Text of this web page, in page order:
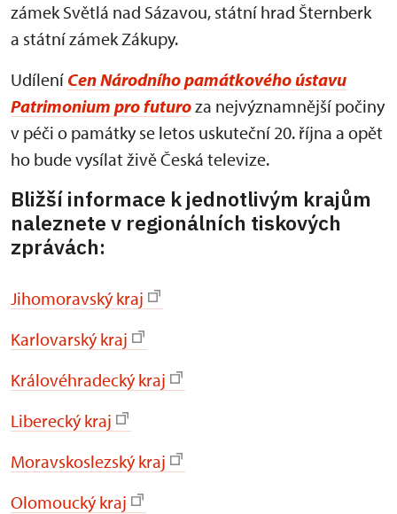
zámek Světlá nad Sázavou, státní hrad Šternberk
a státní zámek Zákupy.
Udílení Cen Národního památkového ústavu
Patrimonium pro futuroza nejvýznamnější počiny
v péči o památky se letos uskuteční 20. října a opět
ho bude vysílat živě Česká televize.
Bližší informace k jednotlivým krajům
naleznete v regionálních tiskových
zprávách:
Jihomoravský kraj
Karlovarský kraj
Královéhradecký kraj
Liberecký kraj
Moravskoslezský kraj
Olomoucký kraj